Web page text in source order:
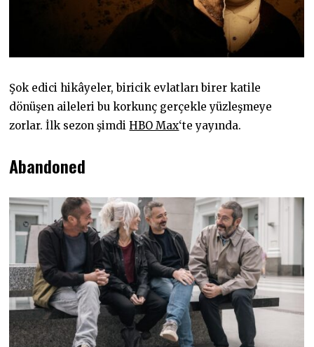
Şok edici hikâyeler, biricik evlatları birer katile
dönüşen aileleri bu korkunç gerçekle yüzleşmeye
zorlar. İlk sezon şimdiHBO Max‘te yayında.
Abandoned